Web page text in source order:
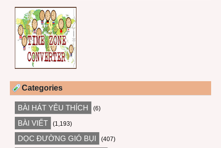
Categories
BÀI HÁT YÊU THÍCH (6)
BÀI VIẾT (1,193)
DỌC ĐƯỜNG GIÓ BỤI (407)